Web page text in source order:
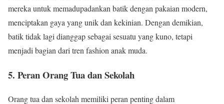
mereka untuk memadupadankan batik dengan pakaian modern,
menciptakan gaya yang unik dan kekinian. Dengan demikian,
batik tidak lagi dianggap sebagai sesuatu yang kuno, tetapi
menjadi bagian dari tren fashion anak muda.
5. Peran Orang Tua dan Sekolah
Orang tua dan sekolah memiliki peran penting dalam